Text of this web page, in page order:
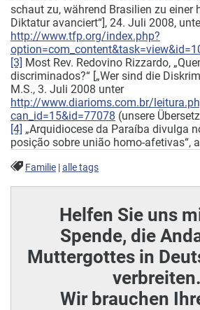
schaut zu, während Brasilien zu einer
Diktatur avanciert“], 24. Juli 2008,
http://www.tfp.org/index.php?
[3] Most Rev. Redovino Rizzardo,
discriminados?“ [„Wer sind die
M.S., 3. Juli 2008 unter
http://www.diarioms.com.br/
can_id=15&id=77078 (unsere
[4] „Arquidiocese da Paraíba divulga
posição sobre união homo-afetivas“,
Familie |alle tags
Helfen Sie uns
Spende, die
Muttergottes in
verbreiten.
Wir brauchen